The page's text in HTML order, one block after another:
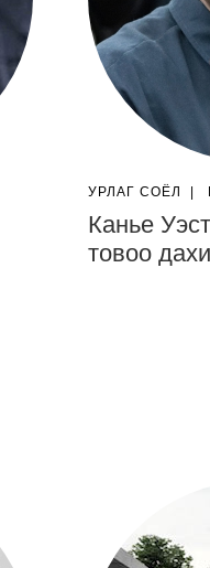
УРЛАГ СОЁЛ
Канье
товоо